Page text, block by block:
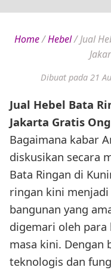
Home/Hebel/Jual
Dibuat pada 21
Jual Hebel Bata
Jakarta Gratis
Bagaimana kabar
diskusikan secara
Bata Ringan di
ringan kini
bangunan yang
digemari oleh
masa kini. Dengan
teknologis dan